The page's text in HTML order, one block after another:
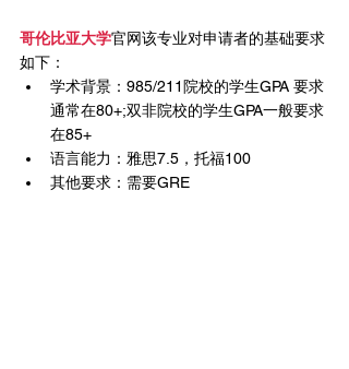
哥伦比亚大学官网该专业对申请者的基础要求
如下：
学术背景：985/211院校的学生GPA 要求
通常在80+;双非院校的学生GPA一般要求
在85+
语言能力：雅思7.5，托福100
其他要求：需要GRE